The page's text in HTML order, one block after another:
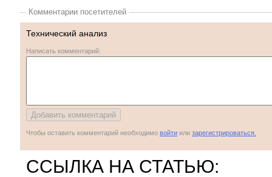
Комментарии посетителей
Технический анализ
Написать комментарий:
Чтобы оставить комментарий необходимо войти или зарегистрироваться.
ССЫЛКА НА СТАТЬЮ: